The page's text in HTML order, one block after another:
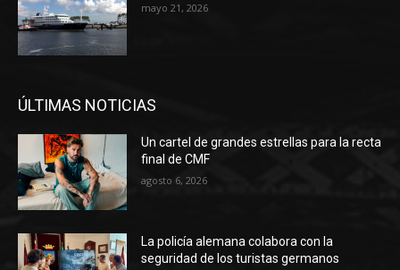
mayo 21, 2026
ÚLTIMAS NOTICIAS
Un cartel de grandes estrellas para la recta
final de CMF
agosto 6, 2026
La policía alemana colabora con la
seguridad de los turistas germanos